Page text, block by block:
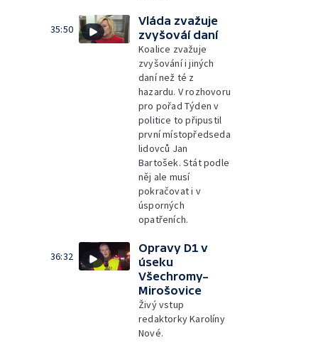
35:50
Vláda zvažuje
zvyšováí daní
Koalice zvažuje
zvyšování i jiných
daní než té z
hazardu. V rozhovoru
pro pořad Týden v
politice to připustil
první místopředseda
lidovců Jan
Bartošek. Stát podle
něj ale musí
pokračovat i v
úsporných
opatřeních.
36:32
Opravy D1 v
úseku
Všechromy–
Mirošovice
Živý vstup
redaktorky Karolíny
Nové.